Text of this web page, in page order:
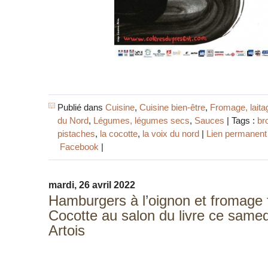
Publié dans Cuisine, Cuisine bien-être, Fromage,
du Nord, Légumes, légumes secs, Sauces | Tags :
pistaches, la cocotte, la voix du nord | Lien permanent
Facebook |
mardi, 26 avril 2022
Hamburgers à l’oignon et
Cocotte au salon du livre ce
Artois